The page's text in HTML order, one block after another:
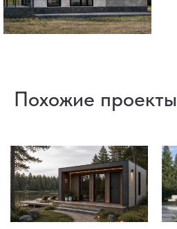
Похожие проекты